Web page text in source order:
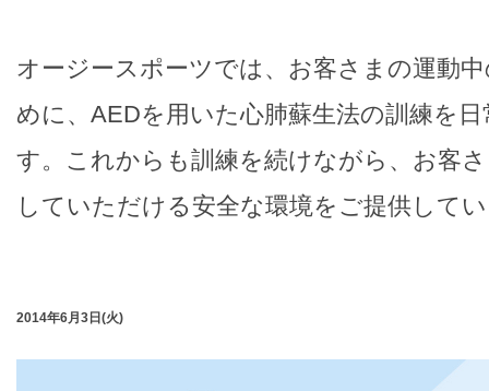
オージースポーツでは、お客さまの運動
めに、AEDを用いた心肺蘇生法の訓練を
す。これからも訓練を続けながら、お客
していただける安全な環境をご提供して
2014年6月3日(火)